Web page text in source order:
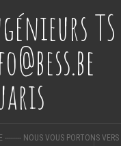
TS
-------- NOUS VOUS PORTONS VERS